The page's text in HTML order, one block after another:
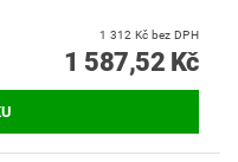
1 312 Kč bez DPH
1 587,52 Kč